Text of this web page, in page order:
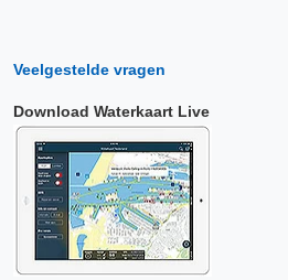
Veelgestelde vragen
Download Waterkaart Live